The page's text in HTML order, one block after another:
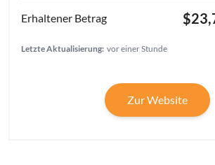
Letzte Aktualisierung: vor einer Stunde
Zur Website